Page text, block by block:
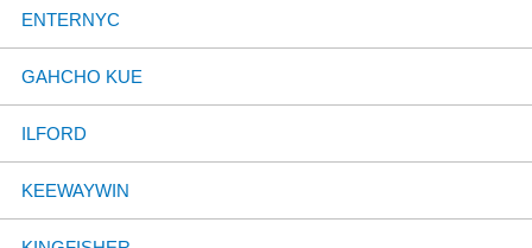
ENTERNYC
GAHCHO KUE
ILFORD
KEEWAYWIN